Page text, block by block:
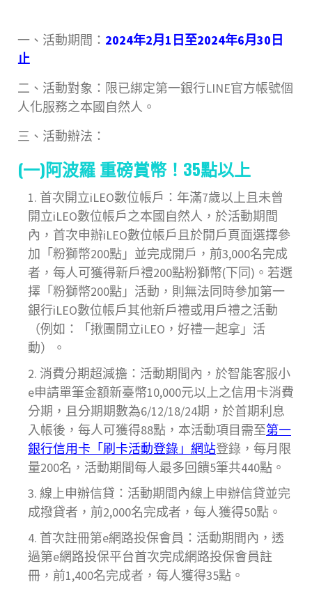
一、活動期間： 2024年2月1日至2024年6月30日
止
二、活動對象：限已綁定第一銀行LINE官方帳號個
人化服務之本國自然人。
三、活動辦法：
(一)阿波羅 重磅賞幣！35點以上
首次開立iLEO數位帳戶：年滿7歲以上且未曾
開立iLEO數位帳戶之本國自然人，於活動期間
內，首次申辦iLEO數位帳戶且於開戶頁面選擇參
加「粉獅幣200點」並完成開戶，前3,000名完成
者，每人可獲得新戶禮200點粉獅幣(下同)。若選
擇「粉獅幣200點」活動，則無法同時參加第一
銀行iLEO數位帳戶其他新戶禮或用戶禮之活動
（例如：「揪團開立iLEO，好禮一起拿」活
動）。
消費分期超減擔：活動期間內，於智能客服小
e申請單筆金額新臺幣10,000元以上之信用卡消費
分期，且分期期數為6/12/18/24期，於首期利息
入帳後，每人可獲得88點，本活動項目需至第一
銀行信用卡「刷卡活動登錄」網站登錄，每月限
量200名，活動期間每人最多回饋5筆共440點。
線上申辦信貸：活動期間內線上申辦信貸並完
成撥貸者，前2,000名完成者，每人獲得50點。
首次註冊第e網路投保會員：活動期間內，透
過第e網路投保平台首次完成網路投保會員註
冊，前1,400名完成者，每人獲得35點。